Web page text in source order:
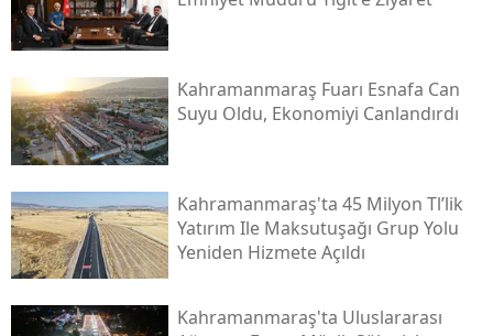
Kahramanmaraş Fuarı Esnafa Can
Suyu Oldu, Ekonomiyi Canlandırdı
Kahramanmaraş'ta 45 Milyon Tl’lik
Yatırım Ile Maksutuşağı Grup Yolu
Yeniden Hizmete Açıldı
Kahramanmaraş'ta Uluslararası